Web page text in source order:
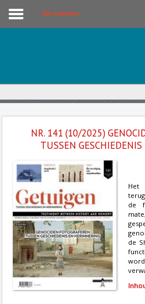
Alle nummers
NR. 141 (10/2025)
TUSSEN
de
de